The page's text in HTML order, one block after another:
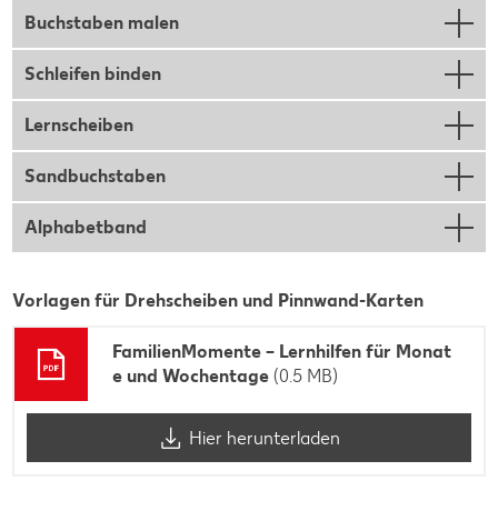
Buchstaben malen
Schleifen binden
Lernscheiben
Sandbuchstaben
Alphabetband
Vorlagen für Drehscheiben und Pinnwand-Karten
FamilienMomente – Lernhilfen für Monat
e und Wochentage (0.5 MB)
Hier herunterladen